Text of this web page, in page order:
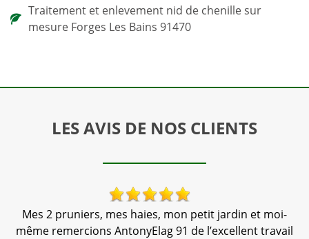
Traitement et enlevement nid de chenille sur
mesure Forges Les Bains 91470
LES AVIS DE NOS CLIENTS
Mes 2 pruniers, mes haies, mon petit jardin et moi-
même remercions AntonyElag 91 de l’excellent travail